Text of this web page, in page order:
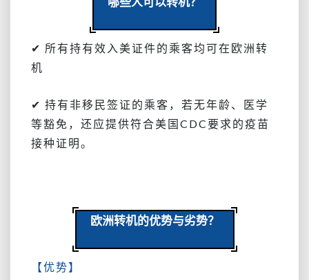
✔ 所有持有效入美证件的乘客均可在欧洲转
机
✔ 持有非移民签证的乘客，若无年龄、医学
等豁免，还应提供符合美国CDC要求的疫苗
接种证明。
欧洲转机的优势与劣势？
【优势】